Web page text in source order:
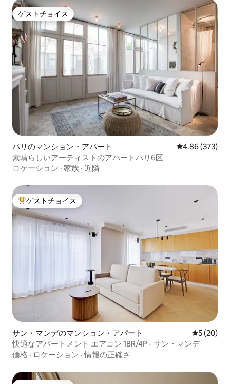
ゲストチョイス
ゲストチョイス
パリのマンション・アパート レビュー373
4.86 (373)
素晴らしいアーティストのアパートパリ6区
ロケーション · 家族 · 近隣
大好評のゲストチョイスです。
ゲストチョイス
サン・マンデのマンション・アパート レビュー
5 (20)
快適なアパートメント エアコン 1BR/4P - サン・マンデ
価格 · ロケーション ·情報の正確さ